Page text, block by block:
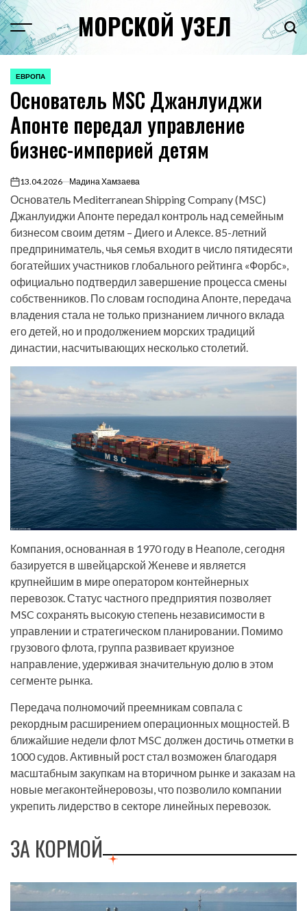
Перейти
к
содержимому
Menu МОРСКОЙ УЗЕЛ
ОПУБЛИКОВАНО
В
ЕВРОПА
Основатель MSC Джанлуиджи
Апонте передал управление
бизнес-империей детям
on13.04.2026 Мадина Хамзаева
Основатель Mediterranean Shipping Company (MSC)
Джанлуиджи Апонте передал контроль над семейным
бизнесом своим детям – Диего и Алексе. 85-летний
предприниматель, чья семья входит в число пятидесяти
богатейших участников глобального рейтинга «Форбс»,
официально подтвердил завершение процесса смены
собственников. По словам господина Апонте, передача
владения стала не только признанием личного вклада
его детей, но и продолжением морских традиций
династии, насчитывающих несколько столетий.
Компания, основанная в 1970 году в Неаполе, сегодня
базируется в швейцарской Женеве и является
крупнейшим в мире оператором контейнерных
перевозок. Статус частного предприятия позволяет
MSC сохранять высокую степень независимости в
управлении и стратегическом планировании. Помимо
грузового флота, группа развивает круизное
направление, удерживая значительную долю в этом
сегменте рынка.
Передача полномочий преемникам совпала с
рекордным расширением операционных мощностей. В
ближайшие недели флот MSC должен достичь отметки в
1000 судов. Активный рост стал возможен благодаря
масштабным закупкам на вторичном рынке и заказам на
новые мегаконтейнеровозы, что позволило компании
укрепить лидерство в секторе линейных перевозок.
ЗА КОРМОЙ